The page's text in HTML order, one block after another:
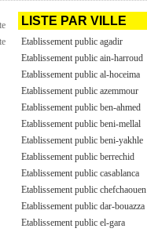
LISTE PAR VILLE
Etablissement public agadir
Etablissement public ain-harroud
Etablissement public al-hoceima
Etablissement public azemmour
Etablissement public ben-ahmed
Etablissement public beni-mellal
Etablissement public beni-yakhle
Etablissement public berrechid
Etablissement public casablanca
Etablissement public chefchaouen
Etablissement public dar-bouazza
Etablissement public el-gara